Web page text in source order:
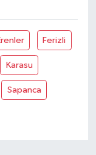
Ferizli
Karasu
Sapanca